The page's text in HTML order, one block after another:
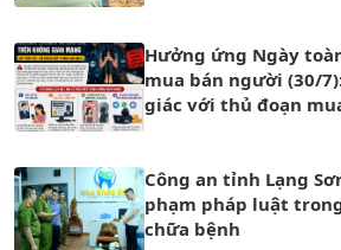
Hưởng ứng Ngày
mua bán người (30/
giác với thủ đoạn
Công an tỉnh Lạng
phạm pháp luật
chữa bệnh